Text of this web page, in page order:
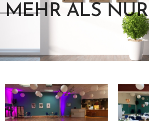
MEHR ALS